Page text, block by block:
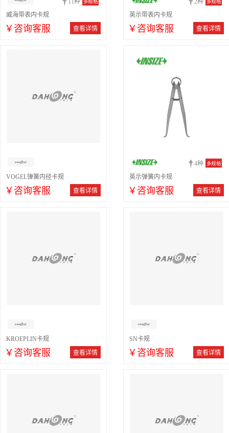
多规格
威海带表内卡规
￥咨询客服 查看详情
多规格
英示带表内卡规
￥咨询客服 查看详情
VOGEL弹簧内径卡规
￥咨询客服 查看详情
4种 多规格
英示弹簧内卡规
￥咨询客服 查看详情
KROEPLIN卡规
￥咨询客服 查看详情
SN卡规
￥咨询客服 查看详情